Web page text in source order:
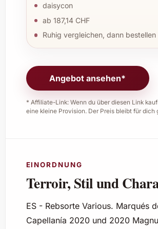
daisycon
ab 187,14 CHF
Ruhig vergleichen, dann bestellen
Angebot ansehen*
* Affiliate-Link: Wenn du über diesen Link
eine kleine Provision. Der Preis bleibt für dich
EINORDNUNG
Terroir, Stil und
ES - Rebsorte Various. Marqués
Capellanía 2020 und 2020